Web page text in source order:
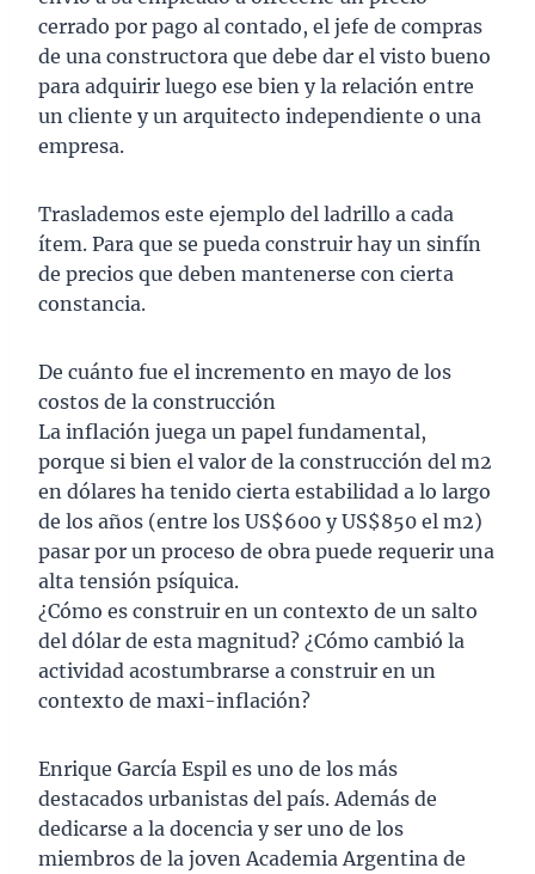
cerrado por pago al contado, el jefe de compras
de una constructora que debe dar el visto bueno
para adquirir luego ese bien y la relación entre
un cliente y un arquitecto independiente o una
empresa.
Traslademos este ejemplo del ladrillo a cada
ítem. Para que se pueda construir hay un sinfín
de precios que deben mantenerse con cierta
constancia.
De cuánto fue el incremento en mayo de los
costos de la construcción
La inflación juega un papel fundamental,
porque si bien el valor de la construcción del m2
en dólares ha tenido cierta estabilidad a lo largo
de los años (entre los US$600 y US$850 el m2)
pasar por un proceso de obra puede requerir una
alta tensión psíquica.
¿Cómo es construir en un contexto de un salto
del dólar de esta magnitud? ¿Cómo cambió la
actividad acostumbrarse a construir en un
contexto de maxi-inflación?
Enrique García Espil es uno de los más
destacados urbanistas del país. Además de
dedicarse a la docencia y ser uno de los
miembros de la joven Academia Argentina de